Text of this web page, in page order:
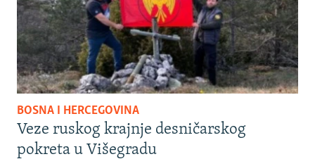
BOSNA I HERCEGOVINA
Veze ruskog krajnje desničarskog
pokreta u Višegradu